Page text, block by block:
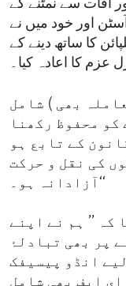
آفات سے نمٹنے کے
اور خود میں نے
کا ساتھ دینے کے
عزم کا اعادہ کیا۔
بھی ) شامل
کو محفوظ رکھنا
کے تابع ہو
کی نقل و حرکت
آزادانہ ہو۔‘‘
’’ ہم نے اپنے
پر بھی تبادلۂ
انڈو پیسیفک
ایف بھی شامل